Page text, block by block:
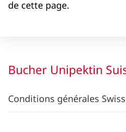
de cette page.
Bucher Unipektin
Conditions générales